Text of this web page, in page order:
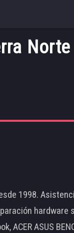
1998.
hardware
ASUS BENQ